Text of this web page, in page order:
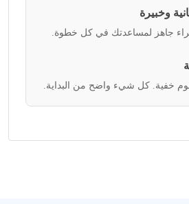
وخبيرة
جاهز لمساعدتك في كل خطوة.
خفية. كل شيء واضح من البداية.